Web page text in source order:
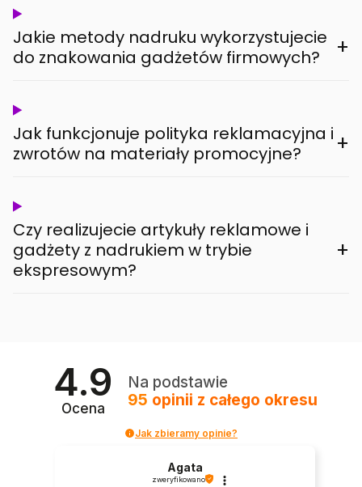
Jakie metody nadruku wykorzystujecie
do znakowania gadżetów firmowych?
+
Jak funkcjonuje polityka reklamacyjna i
zwrotów na materiały promocyjne?
+
Czy realizujecie artykuły reklamowe i
gadżety z nadrukiem w trybie
ekspresowym?
+
4.9
Ocena
Na podstawie
95 opinii z całego okresu
Jak zbieramy opinie?
Agata
zweryfikowano